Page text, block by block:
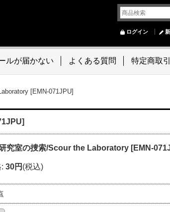
ログイン
ルが届かない よくある質問 特定商取
[EMN-071JPU]
研究室の捜索/Scour the Laboratory [EMN-
: 30円 (税込)